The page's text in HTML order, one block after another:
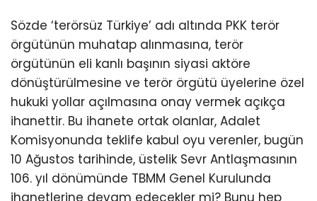
Sözde ‘terörsüz Türkiye’ adı altında PKK terör
örgütünün muhatap alınmasına, terör
örgütünün eli kanlı başının siyasi aktöre
dönüştürülmesine ve terör örgütü üyelerine özel
hukuki yollar açılmasına onay vermek açıkça
ihanettir. Bu ihanete ortak olanlar, Adalet
Komisyonunda teklife kabul oyu verenler, bugün
10 Ağustos tarihinde, üstelik Sevr Antlaşmasının
106. yıl dönümünde TBMM Genel Kurulunda
ihanetlerine devam edecekler mi? Bunu hep